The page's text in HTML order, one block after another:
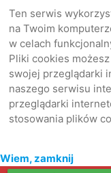
Ten serwis
na Twoim
w celach
Pliki cookies
swojej przeglądarki
naszego serwisu
przeglądarki
stosowania plików
Wiem, zamknij